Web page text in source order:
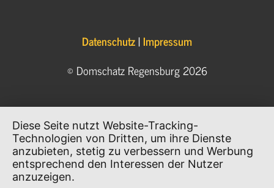
Datenschutz|Impressum
© Domschatz Regensburg 2026
Diese Seite nutzt Website-Tracking-
Technologien von Dritten, um ihre Dienste
anzubieten, stetig zu verbessern und Werbung
entsprechend den Interessen der Nutzer
anzuzeigen.